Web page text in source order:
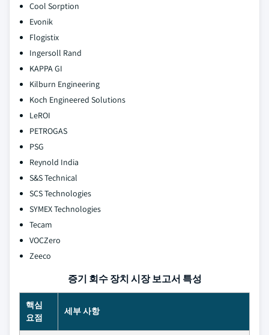
Cool Sorption
Evonik
Flogistix
Ingersoll Rand
KAPPA GI
Kilburn Engineering
Koch Engineered Solutions
LeROI
PETROGAS
PSG
Reynold India
S&S Technical
SCS Technologies
SYMEX Technologies
Tecam
VOCZero
Zeeco
증기 회수 장치 시장 보고서 특성
핵심
요점
세부 사항